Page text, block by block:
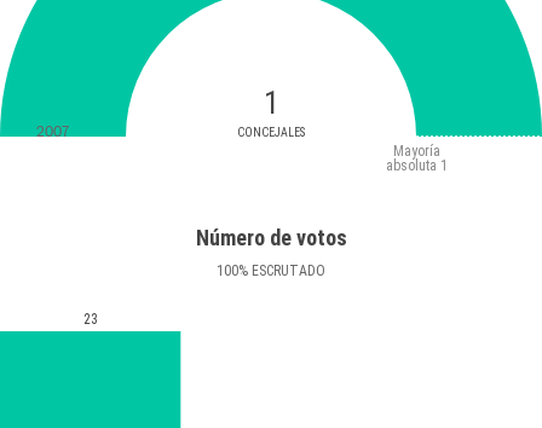
1
CONCEJALES
Mayoría
absoluta 1
2007
Número de votos
100% ESCRUTADO
23